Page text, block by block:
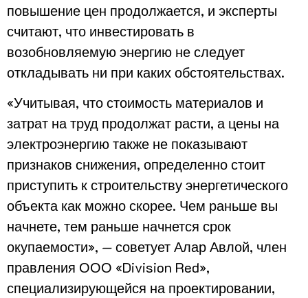
повышение цен продолжается, и эксперты
считают, что инвестировать в
возобновляемую энергию не следует
откладывать ни при каких обстоятельствах.
«Учитывая, что стоимость материалов и
затрат на труд продолжат расти, а цены на
электроэнергию также не показывают
признаков снижения, определенно стоит
приступить к строительству энергетического
объекта как можно скорее. Чем раньше вы
начнете, тем раньше начнется срок
окупаемости», — советует Алар Авлой, член
правления ООО «Division Red»,
специализирующейся на проектировании,